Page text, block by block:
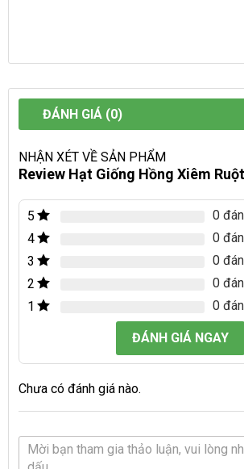
ĐÁNH GIÁ (0)
NHẬN XÉT VỀ SẢN PHẨM
Review Hạt Giống Hồng Xiêm
5
0
4
0
3
0
2
0
1
0
ĐÁNH GIÁ NGAY
Chưa có đánh giá nào.